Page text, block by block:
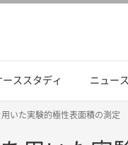
ーススタディ ニュー
いた実験的極性表面積の測定